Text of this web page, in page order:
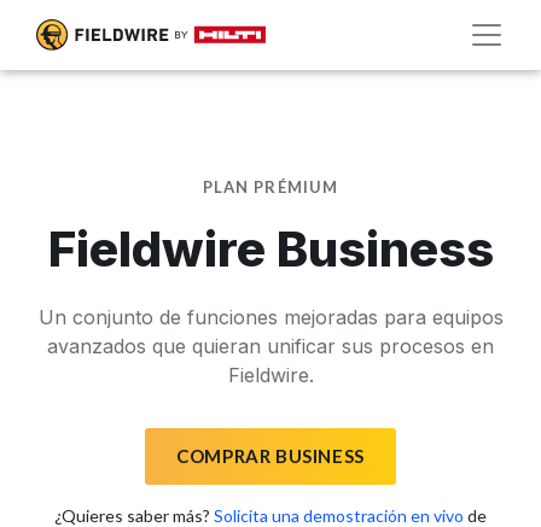
PLAN PRÉMIUM
Fieldwire Business
Un conjunto de funciones mejoradas para equipos
avanzados que quieran unificar sus procesos en
Fieldwire.
COMPRAR BUSINESS
¿Quieres saber más? Solicita una demostración en vivo de